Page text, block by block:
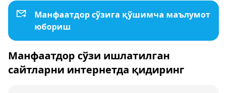
Манфаатдор сўзига қўшимча маълумот
юбориш
Манфаатдор сўзи ишлатилган
сайтларни интернетда қидиринг